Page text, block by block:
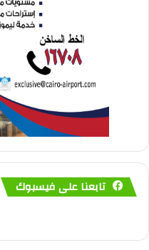
تابعنا على فيسبوك